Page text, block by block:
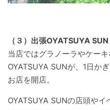
（３）出張OYATSUYA SUN
当店ではグラノーラやケー
OYATSUYA SUNが、1日か
お店を開店。
OYATSUYA SUNの店頭やイ